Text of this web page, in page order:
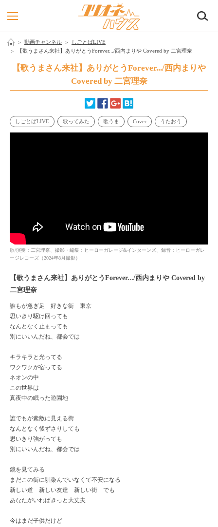
動画チャンネル
しごとばLIVE
【歌うまさん来社】ありがとうForever.../西内まりや Covered by 二宮理奈
【歌うまさん来社】ありがとうForever.../西内まりや
Covered by 二宮理奈
しごとばLIVE 歌ってみた 歌うま Cover うたおう
歌/演奏：二宮理奈、撮影・編集：ヒーローガレージ&インターンズ、録音：ヒーローガレ
ージレコーズ（2024年8月撮影）
【歌うまさん来社】ありがとうForever.../西内まりや Covered by
二宮理奈
誰もが急ぎ足 好きな街 東京
思いきり駆け回っても
なんとなく止まっても
別にいいんだね、都会では
キラキラと光ってる
ワクワクが宿ってる
ネオンの中
この世界は
真夜中の眠った遊園地
誰でもが素敵に見える街
なんとなく後ずさりしても
思いきり強がっても
別にいいんだね、都会では
鏡を見てみる
まだこの街に馴染んでいなくて不安になる
新しい道 新しい友達 新しい街 でも
あなたがいればきっと大丈夫
今はまだ子供だけど